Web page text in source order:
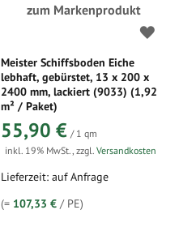
zum Markenprodukt
Meister Schiffsboden Eiche
lebhaft, gebürstet, 13 x 200 x
2400 mm, lackiert (9033) (1,92
m² / Paket)
55,90 € / 1 qm
inkl. 19% MwSt.,zzgl.Versandkosten
Lieferzeit: auf Anfrage
(= 107,33 € / PE)